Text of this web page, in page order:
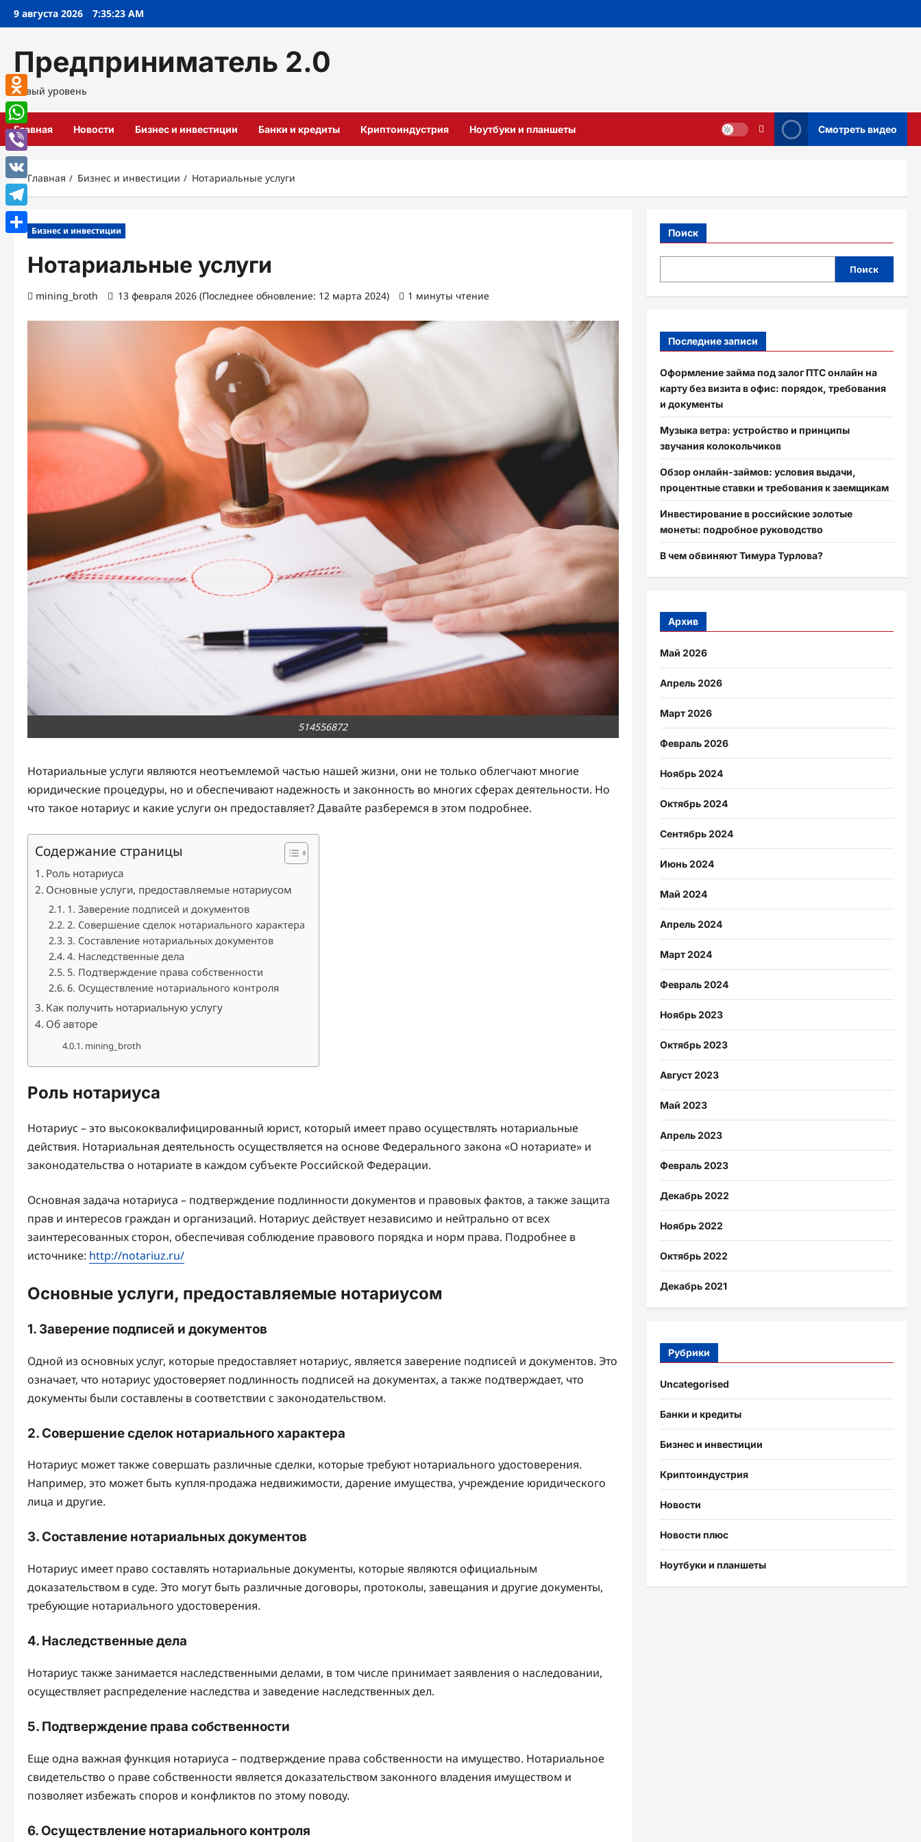
Перейти
9 августа 2026 7:35:25 AM
Предприниматель 2.0
Новый уровень
Главная Новости Бизнес и инвестиции Банки и кредиты Криптоиндустрия Ноутбуки и планшеты Смотреть видео
Главная Бизнес и инвестиции Нотариальные услуги
Бизнес и инвестиции
Нотариальные услуги
mining_broth 13 февраля 2026 (Последнее обновление: 12 марта 2024) 1 минуты чтение
514556872
Нотариальные услуги являются неотъемлемой частью нашей жизни, они не только облегчают многие
юридические процедуры, но и обеспечивают надежность и законность во многих сферах деятельности. Но
что такое нотариус и какие услуги он предоставляет? Давайте разберемся в этом подробнее.
Содержание страницы
Роль нотариуса
Основные услуги, предоставляемые нотариусом
1. Заверение подписей и документов
2. Совершение сделок нотариального характера
3. Составление нотариальных документов
4. Наследственные дела
5. Подтверждение права собственности
6. Осуществление нотариального контроля
Как получить нотариальную услугу
Об авторе
mining_broth
Роль нотариуса
Нотариус – это высококвалифицированный юрист, который имеет право осуществлять нотариальные
действия. Нотариальная деятельность осуществляется на основе Федерального закона «О нотариате» и
законодательства о нотариате в каждом субъекте Российской Федерации.
Основная задача нотариуса – подтверждение подлинности документов и правовых фактов, а также защита
прав и интересов граждан и организаций. Нотариус действует независимо и нейтрально от всех
заинтересованных сторон, обеспечивая соблюдение правового порядка и норм права. Подробнее в
источнике: http://notariuz.ru/
Основные услуги, предоставляемые нотариусом
1. Заверение подписей и документов
Одной из основных услуг, которые предоставляет нотариус, является заверение подписей и документов. Это
означает, что нотариус удостоверяет подлинность подписей на документах, а также подтверждает, что
документы были составлены в соответствии с законодательством.
2. Совершение сделок нотариального характера
Нотариус может также совершать различные сделки, которые требуют нотариального удостоверения.
Например, это может быть купля-продажа недвижимости, дарение имущества, учреждение юридического
лица и другие.
3. Составление нотариальных документов
Нотариус имеет право составлять нотариальные документы, которые являются официальным
доказательством в суде. Это могут быть различные договоры, протоколы, завещания и другие документы,
требующие нотариального удостоверения.
4. Наследственные дела
Нотариус также занимается наследственными делами, в том числе принимает заявления о наследовании,
осуществляет распределение наследства и заведение наследственных дел.
5. Подтверждение права собственности
Еще одна важная функция нотариуса – подтверждение права собственности на имущество. Нотариальное
свидетельство о праве собственности является доказательством законного владения имуществом и
позволяет избежать споров и конфликтов по этому поводу.
6. Осуществление нотариального контроля
Поиск
Поиск
Последние записи
Оформление займа под залог ПТС онлайн на
карту без визита в офис: порядок, требования
и документы
Музыка ветра: устройство и принципы
звучания колокольчиков
Обзор онлайн-займов: условия выдачи,
процентные ставки и требования к заемщикам
Инвестирование в российские золотые
монеты: подробное руководство
В чем обвиняют Тимура Турлова?
Архив
Май 2026
Апрель 2026
Март 2026
Февраль 2026
Ноябрь 2024
Октябрь 2024
Сентябрь 2024
Июнь 2024
Май 2024
Апрель 2024
Март 2024
Февраль 2024
Ноябрь 2023
Октябрь 2023
Август 2023
Май 2023
Апрель 2023
Февраль 2023
Декабрь 2022
Ноябрь 2022
Октябрь 2022
Декабрь 2021
Рубрики
Uncategorised
Банки и кредиты
Бизнес и инвестиции
Криптоиндустрия
Новости
Новости плюс
Ноутбуки и планшеты
Odnoklassniki
WhatsApp
Viber
VK
Telegram